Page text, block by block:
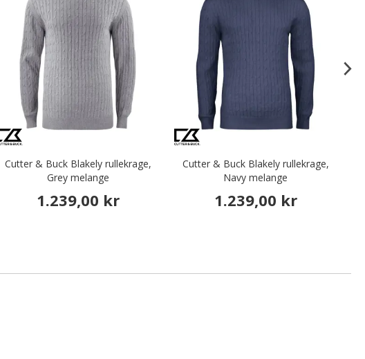
Cutter & Buck Blakely rullekrage,
Grey melange
1.239,00 kr
Cutter & Buck Blakely rullekrage,
Navy melange
1.239,00 kr